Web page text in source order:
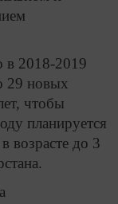
в 2018-2019
29 новых
чтобы
планируется
возрасте до 3